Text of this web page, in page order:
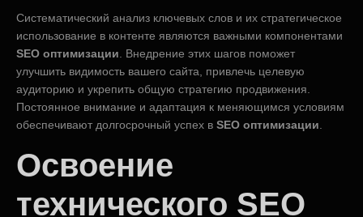
Систематический анализ ключевых слов и их стратегическое
использование в контенте являются важными компонентами
SEO оптимизации. Внедрение этих шагов поможет
улучшить видимость вашего сайта, привлечь целевую
аудиторию и укрепить общую стратегию продвижения.
Постоянное внимание и адаптация к меняющимся условиям
обеспечивают долгосрочный успех в SEO оптимизации.
Освоение
технического SEO